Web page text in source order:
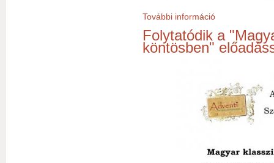
További információ
Folytatódik a
köntösben"